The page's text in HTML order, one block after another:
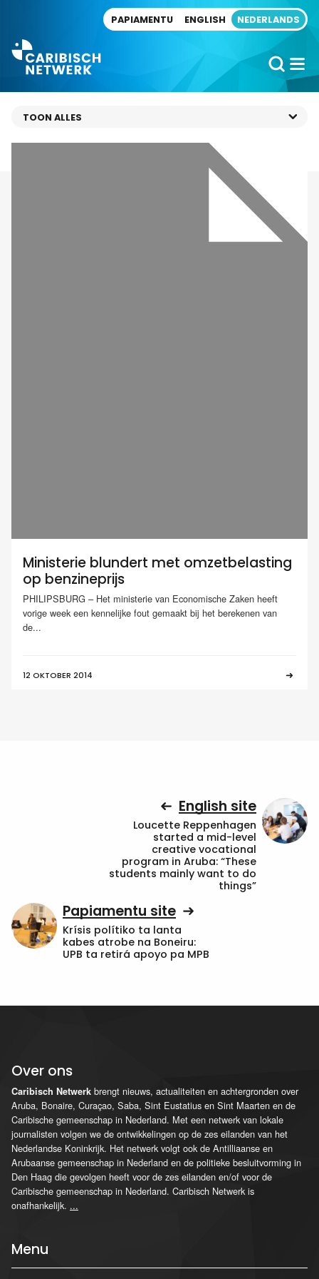
PAPIAMENTU ENGLISH NEDERLANDS
Ministerie blundert met omzetbelasting
op benzineprijs
PHILIPSBURG – Het ministerie van Economische Zaken heeft
vorige week een kennelijke fout gemaakt bij het berekenen van
de...
12 OKTOBER 2014
English site
Loucette Reppenhagen
started a mid-level
creative vocational
program in Aruba: “These
students mainly want to do
things”
Papiamentu site
Krísis polítiko ta lanta
kabes atrobe na Boneiru:
UPB ta retirá apoyo pa MPB
Over ons
Caribisch Netwerk brengt nieuws, actualiteiten en achtergronden over
Aruba, Bonaire, Curaçao, Saba, Sint Eustatius en Sint Maarten en de
Caribische gemeenschap in Nederland. Met een netwerk van lokale
journalisten volgen we de ontwikkelingen op de zes eilanden van het
Nederlandse Koninkrijk. Het netwerk volgt ook de Antilliaanse en
Arubaanse gemeenschap in Nederland en de politieke besluitvorming in
Den Haag die gevolgen heeft voor de zes eilanden en/of voor de
Caribische gemeenschap in Nederland. Caribisch Netwerk is
onafhankelijk. ...
Menu